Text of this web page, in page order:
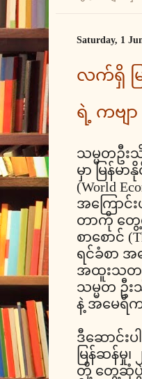
Saturday, 1
လက်ရှိ မြ
ရဲ့ ကဗျာ
သမ္မတဦး
မှာ မြန်မ
(World
အကြောင်း
တာကို တွေ့
စာစောင်
ရင်ခံစာ အ
အထူးသတင်
သမ္မတ ဦး
နဲ့ အမေရိ
ဒီဆောင်း
မြန်ဆန်မှု
တို့ တွေ့ဆုံပွဲရဲ့